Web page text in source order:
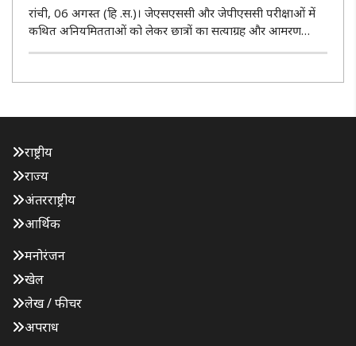
लिए पहुंचे जयराम, बोले- सदन में उठाऊंगा हर मांग
रांची, 06 अगस्त (हि .स.)। जेएसएससी और जेपीएससी परीक्षाओं में
कथित अनियमितताओं को लेकर छात्रों का सत्याग्रह और आमरण
अनशन गुरुवार को 13वें दिन भी जारी रहा। आंदोलन अब केवल
प्रतियोगी परीक्षाओं ..
राष्ट्रीय
राज्य
अंतरराष्ट्रीय
आर्थिक
मनोरंजन
खेल
लेख / फीचर
अपराध